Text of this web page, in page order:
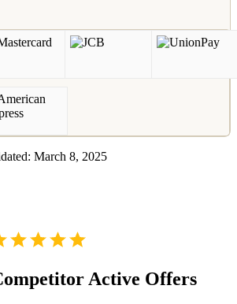
March 8, 2025
Active Offers